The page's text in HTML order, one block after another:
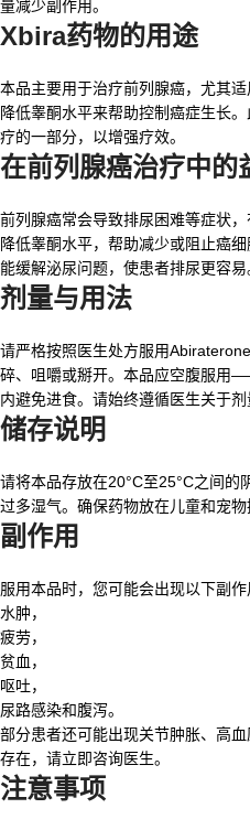
量减少副作用。
Xbira药物的用途
本品主要用于治疗前列腺癌，尤其
降低睾酮水平来帮助控制癌症生长
疗的一部分，以增强疗效。
在前列腺癌治疗中的
前列腺癌常会导致排尿困难等症状
降低睾酮水平，帮助减少或阻止癌
能缓解泌尿问题，使患者排尿更容易
剂量与用法
请严格按照医生处方服用
碎、咀嚼或掰开。本品应空腹服用
内避免进食。请始终遵循医生关于剂
储存说明
请将本品存放在20°C至25°C之间的
过多湿气。确保药物放在儿童和宠
副作用
服用本品时，您可能会出现以下副作
水肿，
疲劳，
贫血，
呕吐，
尿路感染和腹泻。
部分患者还可能出现关节肿胀、高
存在，请立即咨询医生。
注意事项